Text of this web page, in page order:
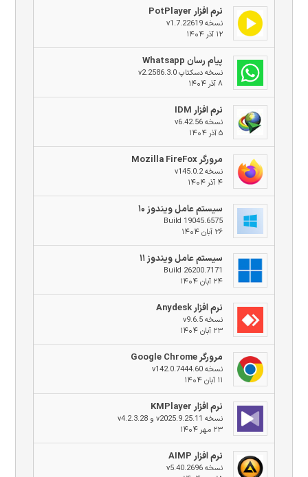
نرم افزار PotPlayer
نسخه v1.7.22619
۱۲ آذر ۱۴۰۴
پیام رسان Whatsapp
نسخه دسکتاپ v2.2586.3.0
۸ آذر ۱۴۰۴
نرم افزار IDM
نسخه v6.42.56
۵ آذر ۱۴۰۴
مرورگر Mozilla FireFox
نسخه v145.0.2
۴ آذر ۱۴۰۴
سیستم عامل ویندوز ۱۰
Build 19045.6575
۲۶ آبان ۱۴۰۴
سیستم عامل ویندوز ۱۱
Build 26200.7171
۲۴ آبان ۱۴۰۴
نرم افزار Anydesk
نسخه v9.6.5
۲۳ آبان ۱۴۰۴
مرورگر Google Chrome
نسخه v142.0.7444.60
۱۱ آبان ۱۴۰۴
نرم افزار KMPlayer
نسخه v2025.9.25.11 و v4.2.3.28
۲۳ مهر ۱۴۰۴
نرم افزار AIMP
نسخه v5.40.2696